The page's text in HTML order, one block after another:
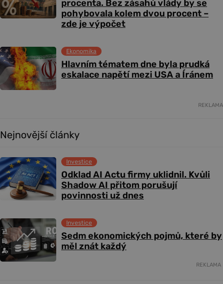
procenta. Bez zásahů vlády by se
pohybovala kolem dvou procent –
zde je výpočet
Hlavním tématem dne byla prudká
eskalace napětí mezi USA a Íránem
Ekonomika
REKLAMA
Nejnovější články
Odklad AI Actu firmy uklidnil. Kvůli
Shadow AI přitom porušují
povinnosti už dnes
Investice
Sedm ekonomických pojmů, které by
měl znát každý
Investice
REKLAMA